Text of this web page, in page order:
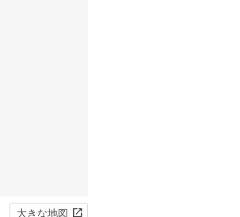
大きな地図